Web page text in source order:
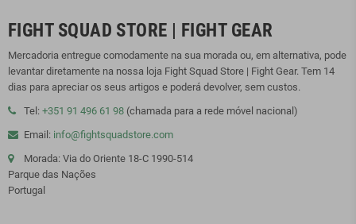
FIGHT SQUAD STORE | FIGHT GEAR
Mercadoria entregue comodamente na sua morada ou, em alternativa, pode
levantar diretamente na nossa loja Fight Squad Store | Fight Gear. Tem 14
dias para apreciar os seus artigos e poderá devolver, sem custos.
Tel: +351 91 496 61 98 (chamada para a rede móvel nacional)
Email: info@fightsquadstore.com
Morada: Via do Oriente 18-C 1990-514
Parque das Nações
Portugal